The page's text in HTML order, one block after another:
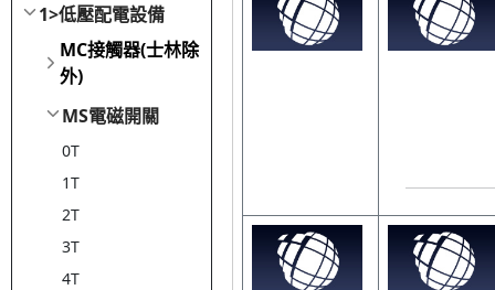
1>低壓配電設備
MC接觸器(士林除
外)
MS電磁開關
0T
1T
2T
3T
4T